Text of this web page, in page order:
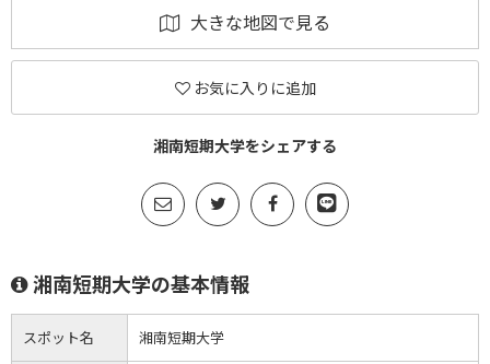
大きな地図で見る
お気に入りに追加
湘南短期大学をシェアする
湘南短期大学の基本情報
スポット名 湘南短期大学